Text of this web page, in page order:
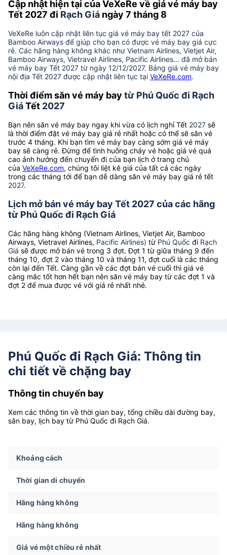
Cập nhật hiện tại của VeXeRe về giá vé máy bay
Tết 2027 đi Rạch Giá ngày 7 tháng 8
VeXeRe luôn cập nhật liên tục giá vé máy bay tết 2027 của
Bamboo Airways để giúp cho bạn có được vé máy bay giá cực
rẻ. Các hãng hàng không khác như Vietnam Airlines, Vietjet Air,
Bamboo Airways, Vietravel Airlines, Pacific Airlines... đã mở bán
vé máy bay Tết 2027 từ ngày 12/12/2027. Bảng giá vé máy bay
nội địa Tết 2027 được cập nhật liên tục tại VeXeRe.com.
Thời điểm săn vé máy bay từ Phú Quốc đi Rạch
GiáTết 2027
Bạn nên săn vé máy bay ngay khi vừa có lịch nghỉ Tết 2027 sẽ
là thời điểm đặt vé máy bay giá rẻ nhất hoặc có thể sẽ săn vé
trước 4 tháng. Khi bạn tìm vé máy bay càng sớm giá vé máy
bay sẽ càng rẻ. Đừng để tình huống cháy vé hoặc giá vé quá
cao ảnh hưởng đến chuyến đi của bạn lịch ở trang chủ
của VeXeRe.com, chúng tôi liệt kê giá của tất cả các ngày
trong các tháng tới để bạn dễ dàng săn vé máy bay giá rẻ tết
2027.
Lịch mở bán vé máy bay Tết 2027 của các hãng
từ Phú Quốc đi Rạch Giá
Các hãng hàng không (Vietnam Airlines, Vietjet Air, Bamboo
Airways, Vietravel Airlines, Pacific Airlines) từ Phú Quốc đi Rạch
Giá sẽ được mở bán vé trong 3 đợt. Đợt 1 từ giữa tháng 9 đến
tháng 10, đợt 2 vào tháng 10 và tháng 11, đợt cuối là các tháng
còn lại đến Tết. Càng gần về các đợt bán vé cuối thì giá vé
càng mắc tốt hơn hết bạn nên săn vé máy bay từ các đợt 1 và
đợt 2 để mua được vé với giá rẻ nhất nhé.
Phú Quốc đi Rạch Giá: Thông tin
chi tiết về chặng bay
Thông tin chuyến bay
Xem các thông tin về thời gian bay, tổng chiều dài đường bay,
sân bay, lịch bay từ Phú Quốc đi Rạch Giá.
Khoảng cách
Thời gian di chuyển
Hãng hàng không
Hãng hàng không
Giá vé một chiều rẻ nhất